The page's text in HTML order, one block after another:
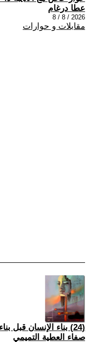
عطا درغام
2026 / 8 / 8
مقابلات و حوارات
(24) بناء الإنسان قبل بناء المشاريع
صفاء العطية التميمي